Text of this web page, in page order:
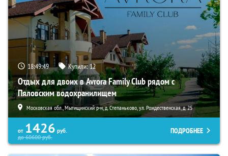
18:49:48 Купили:12
Отдых для двоих в Avrora Family Club рядом с
Пяловским водохранилищем
Московская обл., Мытищинский р-н, д. Степаньково, ул. Рождественская, д. 25
от 1426 руб.
до60600руб.
ПОДРОБНЕЕ